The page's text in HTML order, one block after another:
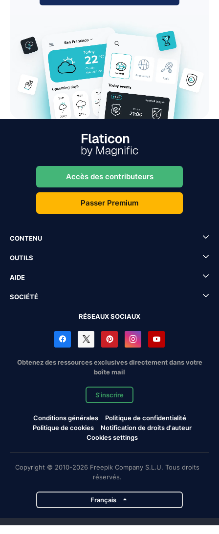
Accès des contributeurs
Passer Premium
CONTENU
OUTILS
AIDE
SOCIÉTÉ
RÉSEAUX SOCIAUX
Obtenez des ressources exclusives directement dans votre
boîte mail
S'inscrire
Conditions générales
Politique de confidentialité
Politique de cookies
Notification de droits d'auteur
Cookies settings
Copyright © 2010-2026 Freepik Company S.L.U. Tous droits
réservés.
Français